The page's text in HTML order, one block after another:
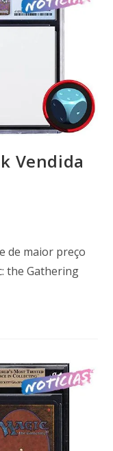
Vendida
de maior preço
the Gathering